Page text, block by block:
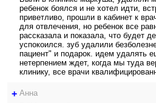
ребенок боялся и не хотел идти,
приветливо, прошли в кабинет к
для отвлечения, но ребенок все
рассказала и показала, что будет
успокоился. зуб удалили
пациент" и подарок. идем удалять
нетерпением ждет, когда мы туда
клинику, все врачи
+ Анна